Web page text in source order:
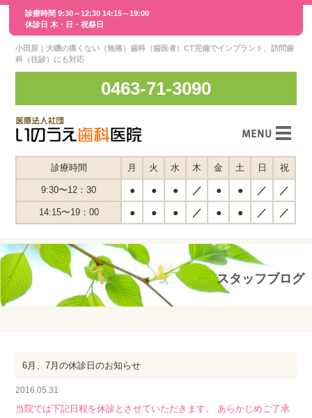
診療時間 9:30～12:30 14:15～19:00
休診日 木・日・祝祭日
小田原｜大磯の痛くない（無痛）歯科（歯医者）CT完備でインプラント、訪問歯
科（往診）にも対応
0463-71-3090
スタッフ紹介
医院紹介
交通案内
スタッフインタビュー
診療案内
メディア紹介
診療時間 月 火 水 木 金 土 日 祝
9:30〜12：30 ● ● ● ／ ● ● ／ ／
14:15〜19：00 ● ● ● ／ ● ● ／ ／
スタッフブログ
6月、7月の休診日のお知らせ
2016.05.31
当院では下記日程を休診とさせていただきます。 あらかじめご了承